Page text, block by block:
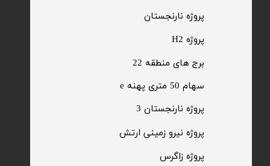
​سهام 50 متری پهنه e
برج های منطقه 22
پروژه H2
​پروژه زاگرس
​پروژه نارنجستان
​پروژه نیرو زمینی ارتش
​پروژه نارنجستان 3